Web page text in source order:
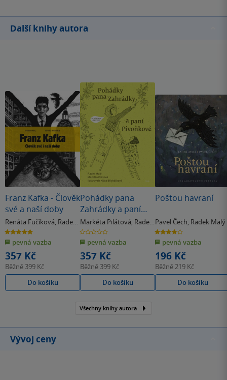
Další knihy autora
Franz Kafka - Člověk
své a naší doby
Renáta Fučíková, Radek
Malý
5.0
z
5
hvězdiček
pevná vazba
357 Kč
Běžně 399 Kč
Do košíku
Pohádky pana
Zahrádky a paní
Pivoňkové
Markéta Pilátová, Radek
Malý
0.0
z
5
hvězdiček
pevná vazba
357 Kč
Běžně 399 Kč
Do košíku
Poštou havraní
Pavel Čech, Radek Malý
3.8
z
5
hvězdiček
pevná vazba
196 Kč
Běžně219 Kč
Do košíku
Všechny knihy autora
Vývoj ceny